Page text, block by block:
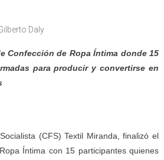
Daly
Confección de Ropa Íntima donde 15
para producir y convertirse en
(CFS) Textil Miranda, finalizó el
Íntima con 15 participantes quienes